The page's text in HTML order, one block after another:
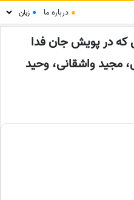
● درباره ما ●
که در پویش جان فدا
مجید واشقانی، وحید